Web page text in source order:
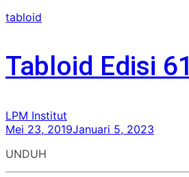
tabloid
Tabloid Edisi 61
LPM Institut
Mei 23, 2019Januari 5, 2023
UNDUH